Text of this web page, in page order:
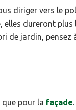
diriger vers le
elles dureront plus
de jardin, pensez
pour la façade